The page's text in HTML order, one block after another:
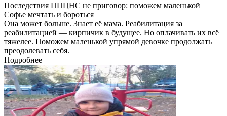
Последствия ППЦНС не приговор: поможем маленькой
Софье мечтать и бороться
Она может больше. Знает её мама. Реабилитация за
реабилитацией — кирпичик в будущее. Но оплачивать их всё
тяжелее. Поможем маленькой упрямой девочке продолжать
преодолевать себя.
Подробнее